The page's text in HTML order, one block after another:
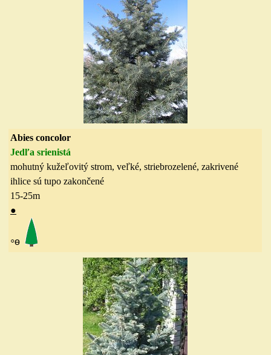
Abies concolor
Jedľa srienistá
mohutný kužeľovitý strom, veľké, striebrozelené, zakrivené
ihlice sú tupo zakončené
15-25m
●
◦ө